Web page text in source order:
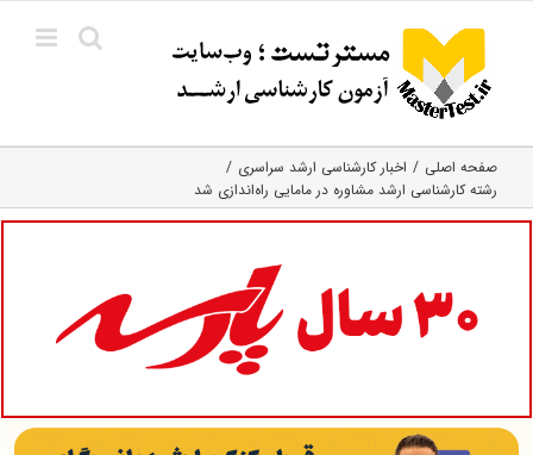
content
صفحه اصلی
اخبار کارشناسی ارشد سراسری
رشته کارشناسی ارشد مشاوره در مامایی راه‌اندازی شد